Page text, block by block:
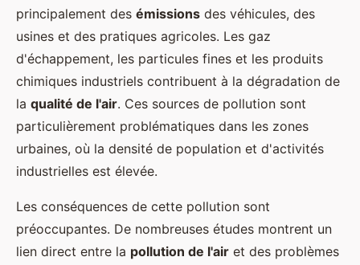
principalement des émissions des véhicules, des
usines et des pratiques agricoles. Les gaz
d'échappement, les particules fines et les produits
chimiques industriels contribuent à la dégradation de
la qualité de l'air. Ces sources de pollution sont
particulièrement problématiques dans les zones
urbaines, où la densité de population et d'activités
industrielles est élevée.
Les conséquences de cette pollution sont
préoccupantes. De nombreuses études montrent un
lien direct entre la pollution de l'air et des problèmes